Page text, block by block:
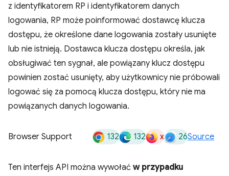
z identyfikatorem RP i identyfikatorem danych
logowania, RP może poinformować dostawcę klucza
dostępu, że określone dane logowania zostały usunięte
lub nie istnieją. Dostawca klucza dostępu określa, jak
obsługiwać ten sygnał, ale powiązany klucz dostępu
powinien zostać usunięty, aby użytkownicy nie próbowali
logować się za pomocą klucza dostępu, który nie ma
powiązanych danych logowania.
Browser Support 132 132 x 26Source
Ten interfejs API można wywołać w przypadku